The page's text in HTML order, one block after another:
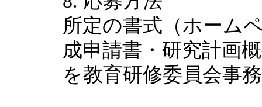
所定の書式（ホーム
成申請書・研究計画
を教育研修委員会事